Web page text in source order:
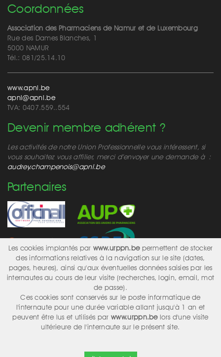
Coordonnées
Association des Pharmaciens de Namur et de Luxembourg
Rue des Dames Blanches, 1
5000 NAMUR
Tél.: 081/25.14.10
www.apnl.be
apnl@apnl.be
TVA: 0407.559..554
Devenir membre adhérent ?
Les activités de notre Union Professionnelle vous intéressent, si
vous souhaitez vous affilier, merci d’envoyer une demande à :
audrey.champenois@apnl.be
Partenaires
Réseaux sociaux
Design & ConceptionAlka
Les cookies implantés par www.urppn.be permettent de stocker
des informations relatives à la navigation sur le site (dates,
pages, heures), ainsi qu'aux éventuelles données saisies par les
internautes au cours de leur visite (recherches, login, email, mot
de passe).
Ces cookies sont conservés sur le poste informatique de
l'internaute pour une durée variable allant jusqu'à 1 an et
peuvent être lus et utilisés par www.urppn.belors d'une visite
ultérieure de l'internaute sur le présent site.